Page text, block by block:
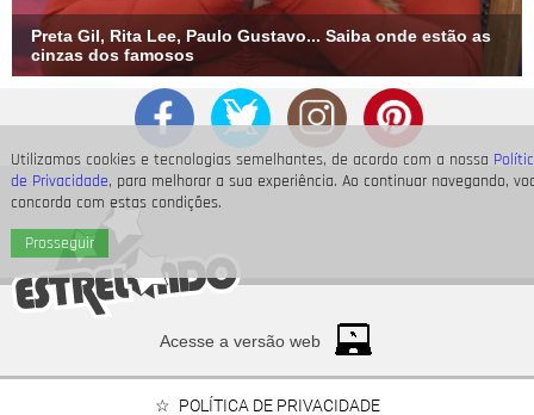
Utilizamos cookies e tecnologias semelhantes, de acordo com a nossa
de Privacidade, para melhorar a sua experiência. Ao continuar navegando,
concorda com estas condições.
Prosseguir
Preta Gil, Rita Lee, Paulo Gustavo... Saiba onde estão as
cinzas dos famosos
Acesse a versão web
POLÍTICA DE PRIVACIDADE